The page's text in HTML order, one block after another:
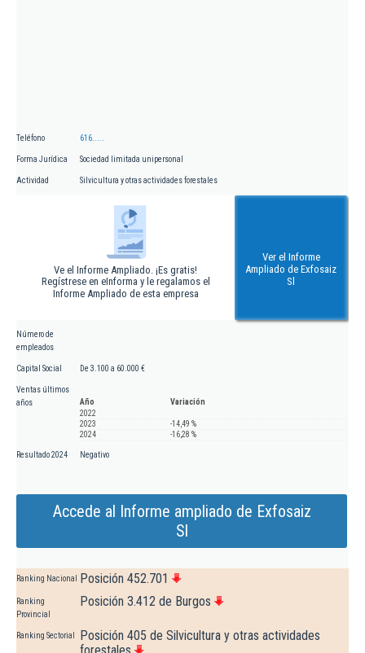
Teléfono 616.....
Forma Jurídica Sociedad limitada unipersonal
Actividad Silvicultura y otras actividades forestales
Ve el Informe Ampliado. ¡Es gratis!
Regístrese en eInforma y le regalamos el
Informe Ampliado de esta empresa
Ver el Informe
Ampliado de Exfosaiz
Sl
Número de
empleados
Capital Social De 3.100 a 60.000 €
Ventas últimos
años
Año
Variación
2022
2023
-14,49 %
2024
-16,28 %
Resultado 2024 Negativo
Accede al Informe ampliado de Exfosaiz
Sl
Ranking Nacional Posición 452.701
Ranking
Provincial
Posición 3.412 de Burgos
Ranking Sectorial
Posición 405 de Silvicultura y otras actividades